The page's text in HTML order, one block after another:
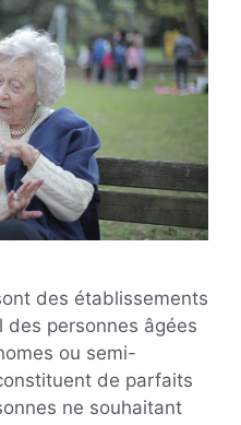
des établissements
des personnes âgées
ou semi-
de parfaits
ne souhaitant